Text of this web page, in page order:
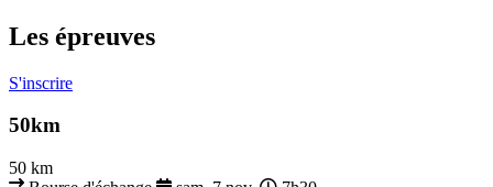
Les épreuves
S'inscrire
50km
50 km